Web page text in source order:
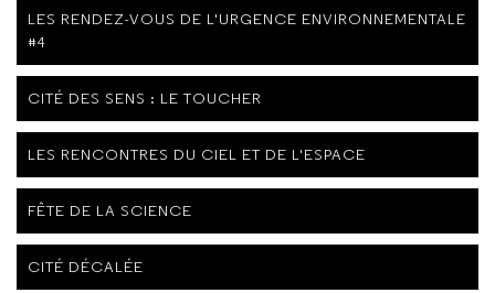
LES RENDEZ-VOUS DE L'URGENCE ENVIRONNEMENTALE
#4
CITÉ DES SENS : LE TOUCHER
LES RENCONTRES DU CIEL ET DE L'ESPACE
FÊTE DE LA SCIENCE
CITÉ DÉCALÉE